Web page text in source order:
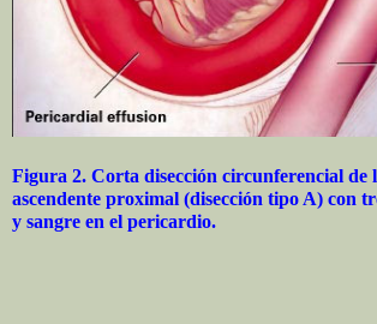
Figura 2. Corta disección circunferencial de
ascendente proximal (disección tipo A) con
y sangre en el pericardio.